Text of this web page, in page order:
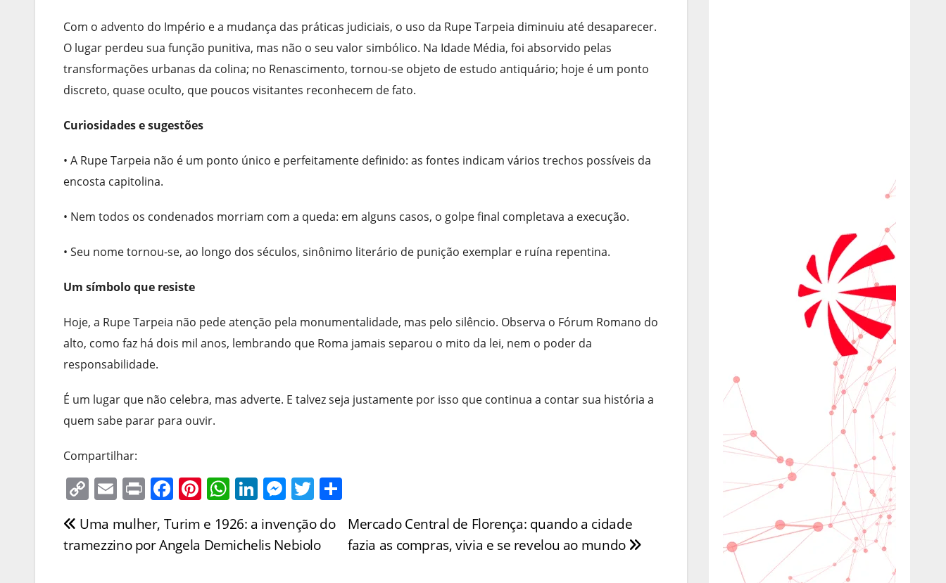
Com o advento do Império e a mudança das práticas judiciais, o uso da Rupe Tarpeia diminuiu até desaparecer.
O lugar perdeu sua função punitiva, mas não o seu valor simbólico. Na Idade Média, foi absorvido pelas
transformações urbanas da colina; no Renascimento, tornou-se objeto de estudo antiquário; hoje é um ponto
discreto, quase oculto, que poucos visitantes reconhecem de fato.
Curiosidades e sugestões
• A Rupe Tarpeia não é um ponto único e perfeitamente definido: as fontes indicam vários trechos possíveis da
encosta capitolina.
• Nem todos os condenados morriam com a queda: em alguns casos, o golpe final completava a execução.
• Seu nome tornou-se, ao longo dos séculos, sinônimo literário de punição exemplar e ruína repentina.
Um símbolo que resiste
Hoje, a Rupe Tarpeia não pede atenção pela monumentalidade, mas pelo silêncio. Observa o Fórum Romano do
alto, como faz há dois mil anos, lembrando que Roma jamais separou o mito da lei, nem o poder da
responsabilidade.
É um lugar que não celebra, mas adverte. E talvez seja justamente por isso que continua a contar sua história a
quem sabe parar para ouvir.
Compartilhar:
C
p
y
E
m
ai
l
Pr
in
t
F
a
c
e
Pi
nt
er
e
W
h
at
s
Li
n
k
e
M
ss
e
T
w
itt
er
h
ar
e
Navegação
de
Mercado Central de Florença: quando a cidade
fazia as compras, vivia e se revelou ao mundo
Uma mulher, Turim e 1926: a invenção do
tramezzino por Angela Demichelis Nebiolo